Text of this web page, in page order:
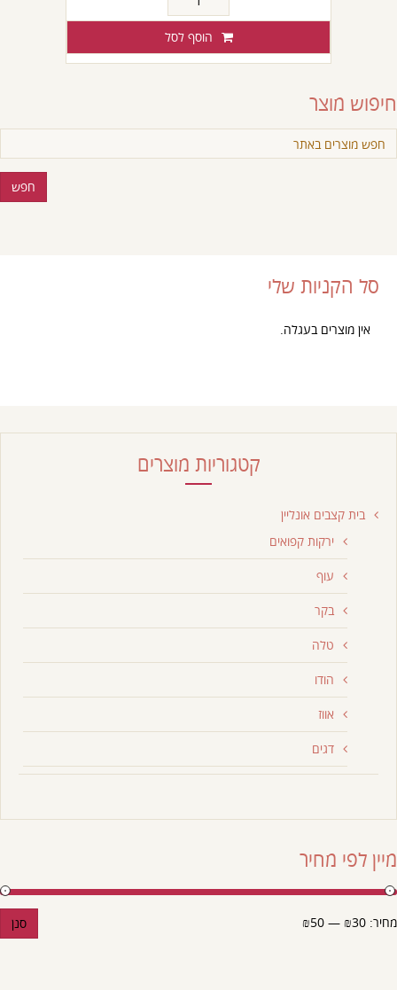
של
חזה
עוף
הוסף לסל
חיפוש מוצר
סל הקניות שלי
אין מוצרים בעגלה.
קטגוריות מוצרים
בית קצבים אונליין
ירקות קפואים
עוף
בקר
טלה
הודו
אווז
דגים
מיין לפי מחיר
סנן מחיר: ₪30
—
₪50